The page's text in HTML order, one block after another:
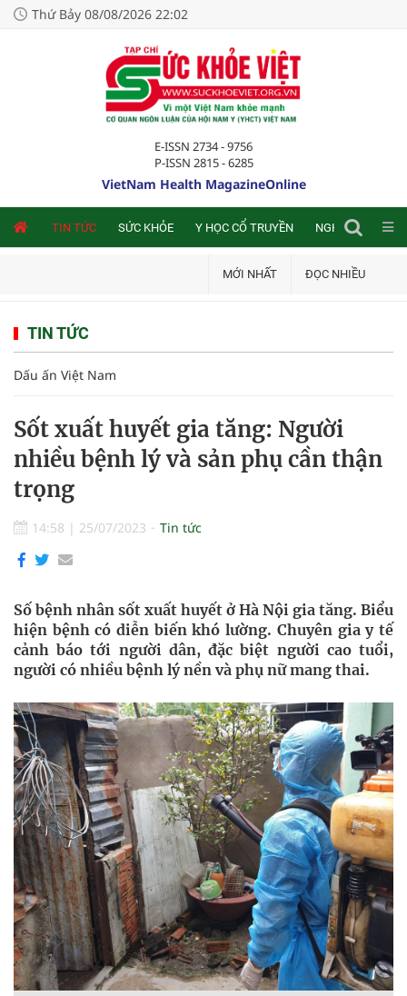
Thứ Bảy 08/08/2026 22:02
E-ISSN 2734 - 9756
P-ISSN 2815 - 6285
VietNam Health MagazineOnline
TIN TỨC SỨC KHỎE Y HỌC CỔ TRUYỀN NGHIÊN CỨU
MỚI NHẤT ĐỌC NHIỀU
TIN TỨC
Dấu ấn Việt Nam
Sốt xuất huyết gia tăng: Người
nhiều bệnh lý và sản phụ cần thận
trọng
14:58 | 25/07/2023 Tin tức
Số bệnh nhân sốt xuất huyết ở Hà Nội gia tăng. Biểu
hiện bệnh có diễn biến khó lường. Chuyên gia y tế
cảnh báo tới người dân, đặc biệt người cao tuổi,
người có nhiều bệnh lý nền và phụ nữ mang thai.